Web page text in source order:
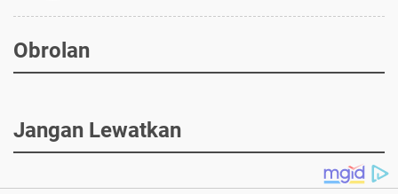
Obrolan
Jangan Lewatkan